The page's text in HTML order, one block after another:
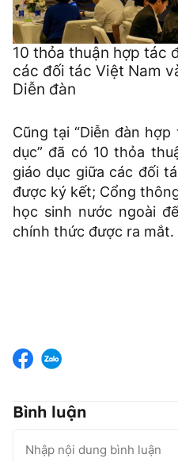
10 thỏa thuận hợp tác
các đối tác Việt Nam
Diễn đàn
Cũng tại “Diễn đàn
dục” đã có 10 thỏa
giáo dục giữa các đối
được ký kết; Cổng
học sinh nước ngoài
chính thức được ra mắt.
Bình luận